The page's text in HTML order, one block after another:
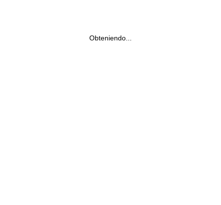
Obteniendo...